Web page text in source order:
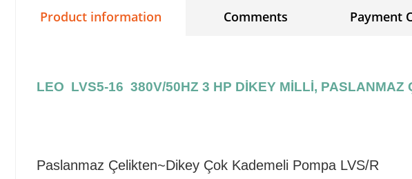
Product information Comments Payment
LEO LVS5-16 380V/50HZ 3 HP DİKEY MİLLİ, PASLANMAZ
Paslanmaz Çelikten~Dikey Çok Kademeli Pompa LVS/R